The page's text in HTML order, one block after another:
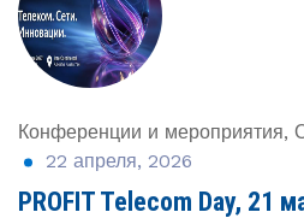
Конференции и мероприятия,
22 апреля, 2026
PROFIT Telecom Day, 21